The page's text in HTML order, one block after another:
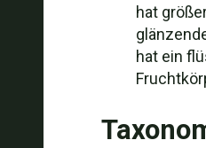
hat
hat ein